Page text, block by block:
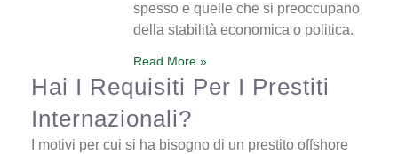
spesso e quelle che si preoccupano
della stabilità economica o politica.
Read More »
Hai I Requisiti Per I Prestiti
Internazionali?
I motivi per cui si ha bisogno di un prestito offshore